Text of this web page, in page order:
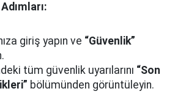
giriş yapın ve “Güvenlik”
tüm güvenlik uyarılarını “Son
bölümünden görüntüleyin.